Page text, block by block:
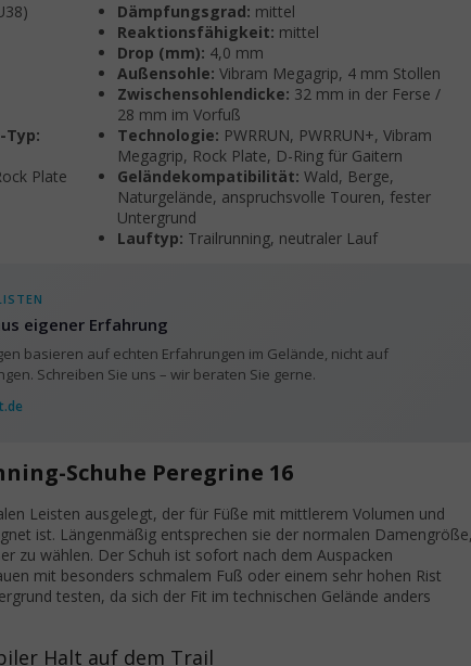
Typ:
Plate
Dämpfungsgrad: mittel
Reaktionsfähigkeit: mittel
Drop (mm): 4,0 mm
Außensohle: Vibram Megagrip, 4 mm Stollen
Zwischensohlendicke: 32 mm in der Ferse /
28 mm im Vorfuß
Technologie: PWRRUN, PWRRUN+, Vibram
Megagrip, Rock Plate, D-Ring für Gaitern
Geländekompatibilität: Wald, Berge,
Naturgelände, anspruchsvolle Touren, fester
Untergrund
Lauftyp: Trailrunning, neutraler Lauf
eigener Erfahrung
basieren auf echten Erfahrungen im Gelände, nicht auf
Schreiben Sie uns – wir beraten Sie gerne.
Schuhe Peregrine 16
Leisten ausgelegt, der für Füße mit mittlerem Volumen und
ist. Längenmäßig entsprechen sie der normalen Damengröße,
zu wählen. Der Schuh ist sofort nach dem Auspacken
mit besonders schmalem Fuß oder einem sehr hohen Rist
testen, da sich der Fit im technischen Gelände anders
Halt auf dem Trail